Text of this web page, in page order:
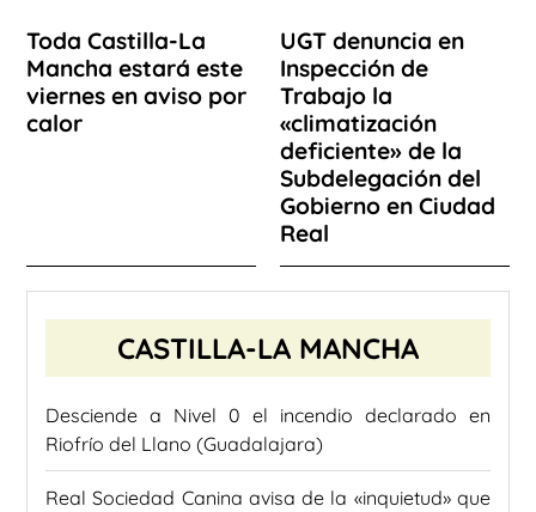
Toda Castilla-La
Mancha estará este
viernes en aviso por
calor
UGT denuncia en
Inspección de
Trabajo la
«climatización
deficiente» de la
Subdelegación del
Gobierno en Ciudad
Real
CASTILLA-LA MANCHA
Desciende a Nivel 0 el incendio declarado en
Riofrío del Llano (Guadalajara)
Real Sociedad Canina avisa de la «inquietud» que